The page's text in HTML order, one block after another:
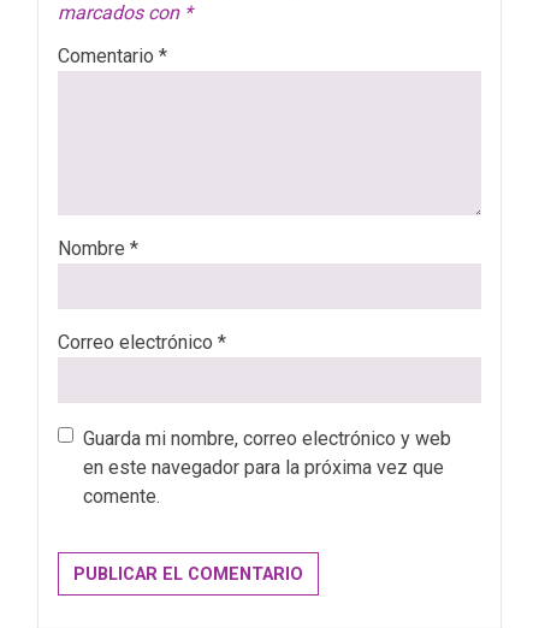
marcados con *
Comentario *
Nombre *
Correo electrónico *
Guarda mi nombre, correo electrónico y web
en este navegador para la próxima vez que
comente.